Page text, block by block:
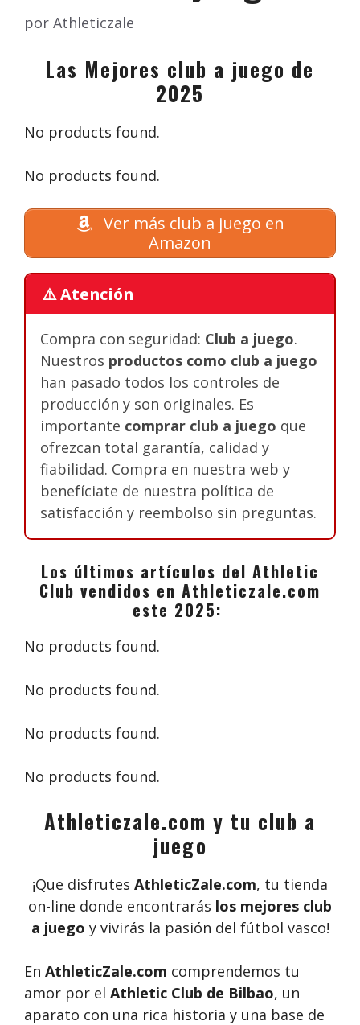
por Athleticzale
Las Mejores club a juego de
2025
No products found.
No products found.
Ver más club a juego en
Amazon
⚠️ Atención
Compra con seguridad: Club a juego.
Nuestros productos como club a juego
han pasado todos los controles de
producción y son originales. Es
importante comprar club a juego que
ofrezcan total garantía, calidad y
fiabilidad. Compra en nuestra web y
benefíciate de nuestra política de
satisfacción y reembolso sin preguntas.
Los últimos artículos del Athletic
Club vendidos en Athleticzale.com
este 2025:
No products found.
No products found.
No products found.
No products found.
Athleticzale.com y tu club a
juego
¡Que disfrutes AthleticZale.com, tu tienda
on-line donde encontrarás los mejores club
a juego y vivirás la pasión del fútbol vasco!
En AthleticZale.com comprendemos tu
amor por el Athletic Club de Bilbao, un
aparato con una rica historia y una base de